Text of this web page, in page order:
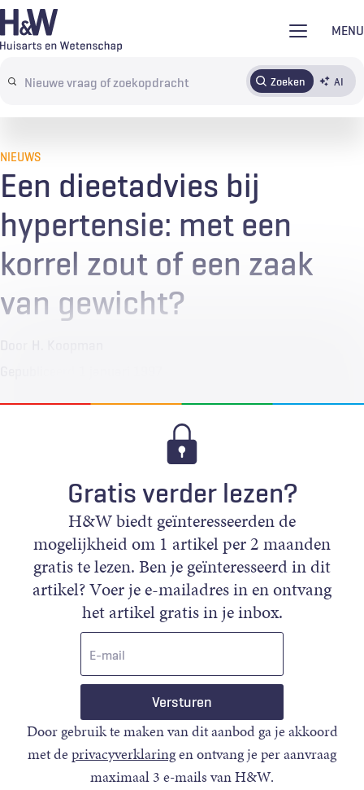
Overslaan
en
de
MENU
Search
terms
Zoeken AI
AbonnerenTijdschrift Inloggen
NIEUWS
Een dieetadvies bij
hypertensie: met een
korrel zout of een zaak
van gewicht?
Gratis verder lezen?
H&W biedt geïnteresseerden de
mogelijkheid om 1 artikel per 2 maanden
gratis te lezen. Ben je geïnteresseerd in dit
artikel? Voer je e-mailadres in en ontvang
het artikel gratis in je inbox.
Door gebruik te maken van dit aanbod ga je akkoord
met deprivacyverklaringen ontvang je per aanvraag
maximaal 3 e-mails van H&W.